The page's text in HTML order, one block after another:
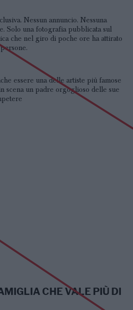
Nessun annuncio. Nessuna
Solo una fotografia pubblicata sul
che nel giro di poche ore ha attirato
essere una delle artiste più famose
scena un padre orgoglioso delle sue
CHE VALE PIÙ DI